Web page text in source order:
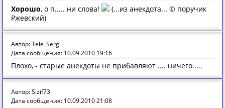
Хорошо, о п..... ни слова!
(...из анекдота... © поручик
Ржевский)
Автор: Tele_Serg
Дата сообщения: 10.09.2010 19:16
Плохо, - старые анекдоты не прибавляют .... ничего.....
Автор: Sizif73
Дата сообщения: 10.09.2010 21:08